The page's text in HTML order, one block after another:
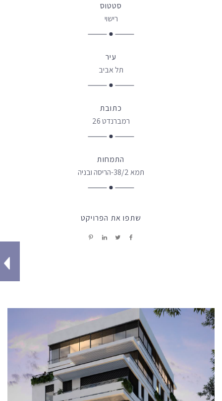
סטטוס
רישוי
עיר
תל אביב
כתובת
רמברנדט 26
התמחות
תמא 38/2-הריסה ובניה
שתפו את הפרויקט